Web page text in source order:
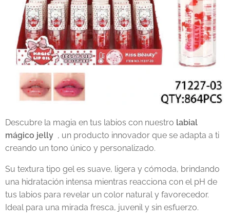
Descubre la magia en tus labios con nuestro labial
mágico jelly , un producto innovador que se adapta a ti
creando un tono único y personalizado.
Su textura tipo gel es suave, ligera y cómoda, brindando
una hidratación intensa mientras reacciona con el pH de
tus labios para revelar un color natural y favorecedor.
Ideal para una mirada fresca, juvenil y sin esfuerzo.